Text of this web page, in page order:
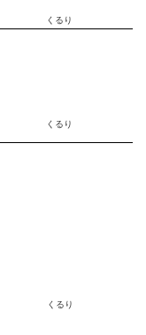
くるり
くるり
くるり